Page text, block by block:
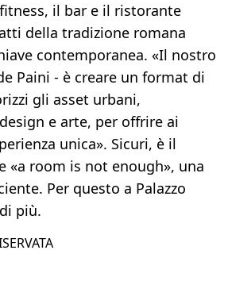
il bar e il ristorante
della tradizione romana
contemporanea. «Il nostro
Paini - è creare un format di
gli asset urbani,
e arte, per offrire ai
unica». Sicuri, è il
«a room is not enough», una
Per questo a Palazzo
più.